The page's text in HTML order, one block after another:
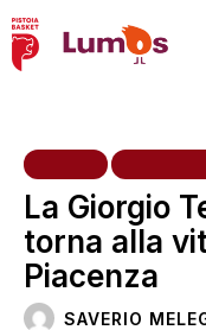
La Giorgio
torna alla
Piacenza
SAVERIO